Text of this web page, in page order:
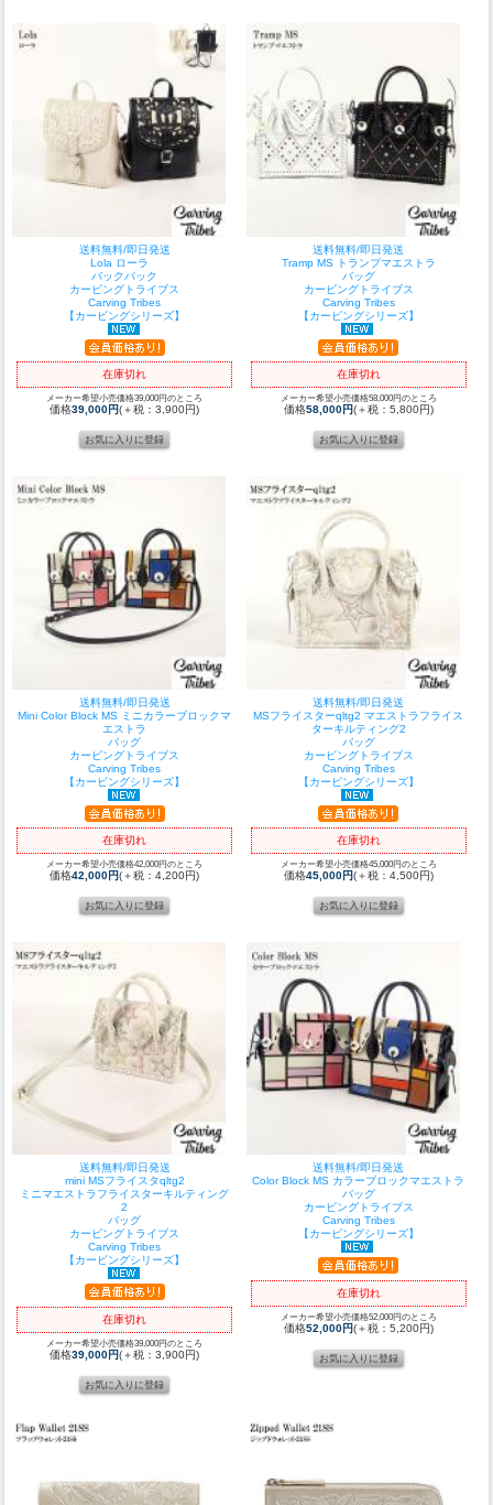
送料無料/即日発送
Lola ローラ
バックパック
カービングトライブス
Carving Tribes
【カービングシリーズ】
在庫切れ
メーカー希望小売価格39,000円のところ
価格39,000円(＋税：3,900円)
送料無料/即日発送
Tramp MS トランプマエストラ
バッグ
カービングトライブス
Carving Tribes
【カービングシリーズ】
在庫切れ
メーカー希望小売価格58,000円のところ
価格58,000円(＋税：5,800円)
送料無料/即日発送
Mini Color Block MS ミニカラーブロックマ
エストラ
バッグ
カービングトライブス
Carving Tribes
【カービングシリーズ】
在庫切れ
メーカー希望小売価格42,000円のところ
価格42,000円(＋税：4,200円)
送料無料/即日発送
MSフライスターqltg2 マエストラフライス
ターキルティング2
バッグ
カービングトライブス
Carving Tribes
【カービングシリーズ】
在庫切れ
メーカー希望小売価格45,000円のところ
価格45,000円(＋税：4,500円)
送料無料/即日発送
mini MSフライスタqltg2
ミニマエストラフライスターキルティング
2
バッグ
カービングトライブス
Carving Tribes
【カービングシリーズ】
在庫切れ
メーカー希望小売価格39,000円のところ
価格39,000円(＋税：3,900円)
送料無料/即日発送
Color Block MS カラーブロックマエストラ
バッグ
カービングトライブス
Carving Tribes
【カービングシリーズ】
在庫切れ
メーカー希望小売価格52,000円のところ
価格52,000円(＋税：5,200円)